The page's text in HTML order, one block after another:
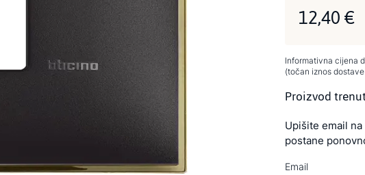
12,40 €
Informativna cijena
(točan iznos
Proizvod
Upišite email
postane
Email